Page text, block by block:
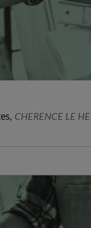
CHERENCE LE